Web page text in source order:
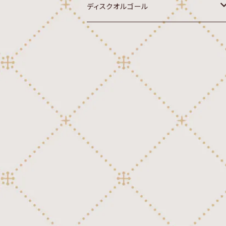
ディスクオルゴール
オルゴール
20弁ディスク(Sankyo,Rhythm 7")
クラシック
讃美歌
外国民謡
22弁ディスク(Rhythm,Sankyo 4-3/
クラシック
讃美歌
30弁ディスク(Thorens,Reuge 4-1/
クラシック
行進曲
45弁ディスク(Sankyo 10-5/8")
クラシック
46弁ディスク(Polyphon 9-5/8")